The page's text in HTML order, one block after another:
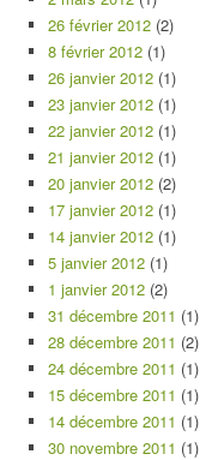
26 février 2012 (2)
8 février 2012 (1)
26 janvier 2012 (1)
23 janvier 2012 (1)
22 janvier 2012 (1)
21 janvier 2012 (1)
20 janvier 2012 (2)
17 janvier 2012 (1)
14 janvier 2012 (1)
5 janvier 2012 (1)
1 janvier 2012 (2)
31 décembre 2011 (1)
28 décembre 2011 (2)
24 décembre 2011 (1)
15 décembre 2011 (1)
14 décembre 2011 (1)
30 novembre 2011 (1)